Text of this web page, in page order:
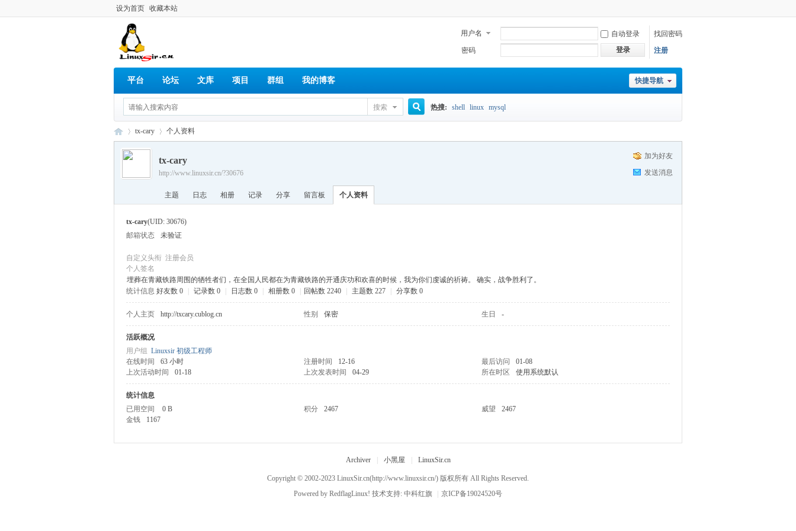
设为首页 收藏本站
用户名 自动登录
找回密码
密码
登录 注册
快捷导航
平台 论坛 文库 项目 群组 我的博客
搜索
搜
热搜: shell linux mysql
tx-cary 个人资料
加为好友
发送消息
tx-cary
http://www.linuxsir.cn/?30676
主题 日志 相册 记录 分享 留言板 个人资料
tx-cary(UID: 30676)
邮箱状态
未验证
自定义头衔 注册会员
个人签名
埋葬在青藏铁路周围的牺牲者们，在全国人民都在为青藏铁路的开通庆功和欢喜的时候，我为你们虔诚的祈祷。 确实，战争胜利了。
统计信息 好友数 0 记录数 0 日志数 0 相册数 0 回帖数 2240 主题数 227 分享数 0
个人主页 http://txcary.cublog.cn 性别 保密 生日 -
活跃概况
用户组 Linuxsir 初级工程师
在线时间
63 小时 注册时间 12-16 最后访问
01-08
上次活动时间
01-18 上次发表时间 04-29 所在时区 使用系统默认
统计信息
已用空间
0 B 积分 2467 威望
2467
金钱
1167
Archiver 小黑屋 LinuxSir.cn
Copyright © 2002-2023 LinuxSir.cn(http://www.linuxsir.cn/) 版权所有 All Rights Reserved.
Powered by RedflagLinux! 技术支持: 中科红旗 京ICP备19024520号